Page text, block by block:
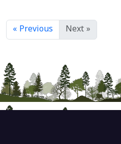
« Previous Next »